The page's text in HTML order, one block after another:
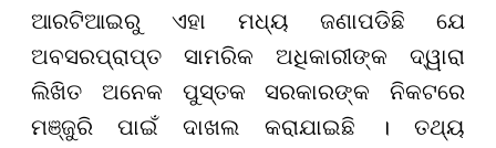
ଆରଟିଆଇରୁ ଏହା ମଧ୍ୟ ଜଣାପଡିଛି ଯେ
ଅବସରପ୍ରାପ୍ତ ସାମରିକ ଅଧିକାରୀଙ୍କ ଦ୍ୱାରା
ଲିଖିତ ଅନେକ ପୁସ୍ତକ ସରକାରଙ୍କ ନିକଟରେ
ମଞ୍ଜୁରି ପାଇଁ ଦାଖଲ କରାଯାଇଛି । ତଥ୍ୟ